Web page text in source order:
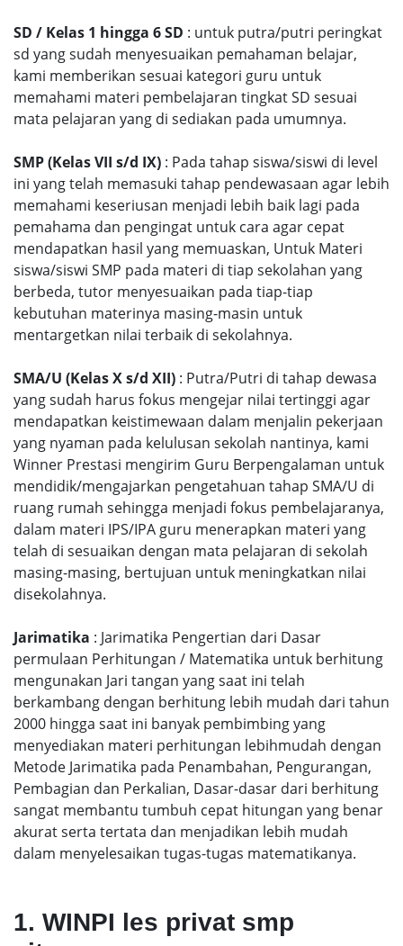
SD / Kelas 1 hingga 6 SD : untuk putra/putri peringkat
sd yang sudah menyesuaikan pemahaman belajar,
kami memberikan sesuai kategori guru untuk
memahami materi pembelajaran tingkat SD sesuai
mata pelajaran yang di sediakan pada umumnya.
SMP (Kelas VII s/d IX) : Pada tahap siswa/siswi di level
ini yang telah memasuki tahap pendewasaan agar lebih
memahami keseriusan menjadi lebih baik lagi pada
pemahama dan pengingat untuk cara agar cepat
mendapatkan hasil yang memuaskan, Untuk Materi
siswa/siswi SMP pada materi di tiap sekolahan yang
berbeda, tutor menyesuaikan pada tiap-tiap
kebutuhan materinya masing-masin untuk
mentargetkan nilai terbaik di sekolahnya.
SMA/U (Kelas X s/d XII) : Putra/Putri di tahap dewasa
yang sudah harus fokus mengejar nilai tertinggi agar
mendapatkan keistimewaan dalam menjalin pekerjaan
yang nyaman pada kelulusan sekolah nantinya, kami
Winner Prestasi mengirim Guru Berpengalaman untuk
mendidik/mengajarkan pengetahuan tahap SMA/U di
ruang rumah sehingga menjadi fokus pembelajaranya,
dalam materi IPS/IPA guru menerapkan materi yang
telah di sesuaikan dengan mata pelajaran di sekolah
masing-masing, bertujuan untuk meningkatkan nilai
disekolahnya.
Jarimatika : Jarimatika Pengertian dari Dasar
permulaan Perhitungan / Matematika untuk berhitung
mengunakan Jari tangan yang saat ini telah
berkambang dengan berhitung lebih mudah dari tahun
2000 hingga saat ini banyak pembimbing yang
menyediakan materi perhitungan lebihmudah dengan
Metode Jarimatika pada Penambahan, Pengurangan,
Pembagian dan Perkalian, Dasar-dasar dari berhitung
sangat membantu tumbuh cepat hitungan yang benar
akurat serta tertata dan menjadikan lebih mudah
dalam menyelesaikan tugas-tugas matematikanya.
1. WINPI les privat smp